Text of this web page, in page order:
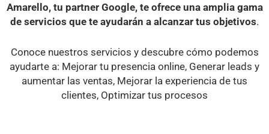
Amarello, tu partner Google, te ofrece una amplia gama
de servicios que te ayudarán a alcanzar tus objetivos.
Conoce nuestros servicios y descubre cómo podemos
ayudarte a: Mejorar tu presencia online, Generar leads y
aumentar las ventas, Mejorar la experiencia de tus
clientes, Optimizar tus procesos